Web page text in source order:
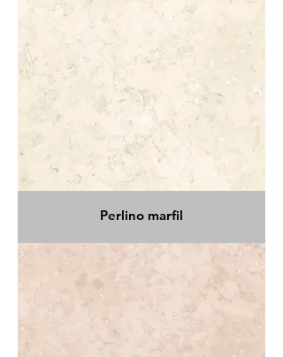
Perlino marfil